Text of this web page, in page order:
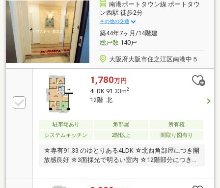
南港ポートタウン線 ポートタウ
ン西駅 徒歩2分
その他の交通
築44年7ヶ月/14階建
総戸数140戸
大阪府大阪市住之江区南港中５
1,780万円
4LDK 91.33m2
12階 北
駐車場あり 角部屋
所有権
システムキッチン
2階以上 間取り図有り
☆専有91.33 のゆとりある4LDK ☆北西角部屋につき開
放感良好 ☆3面採光で明るい室内 ☆12階部分につきバ
う便利な立地 ☆住宅ローン相談受付中